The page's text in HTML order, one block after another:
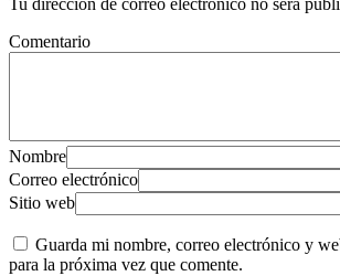
Tu dirección de correo electrónico no será
Comentario
Nombre
Correo electrónico
Sitio web
Guarda mi nombre, correo electrónico y
para la próxima vez que comente.